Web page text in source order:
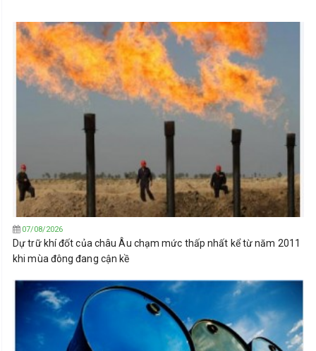
07/08/2026
Dự trữ khí đốt của châu Âu chạm mức thấp nhất kể từ năm 2011
khi mùa đông đang cận kề